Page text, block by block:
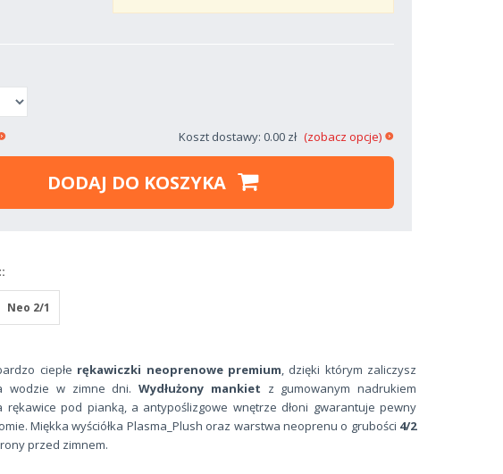
Koszt dostawy: 0.00 zł (zobacz opcje)
DODAJ DO KOSZYKA
Neo 2/1
ciepłe rękawiczki neoprenowe premium, dzięki którym zaliczysz
wodzie w zimne dni.Wydłużony mankiet z gumowanym nadrukiem
rękawice pod pianką, a antypoślizgowe wnętrze dłoni gwarantuje pewny
Miękka wyściółka Plasma_Plush oraz warstwa neoprenu o grubości 4/2
przed zimnem.